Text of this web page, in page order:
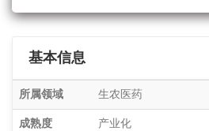
基本信息
所属领域 生农医药
成熟度 产业化